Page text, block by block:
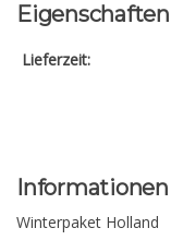
Eigenschaften
Lieferzeit:
Informationen
Winterpaket Holland